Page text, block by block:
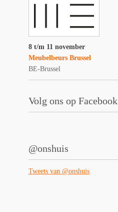
8 t/m 11 november
Meubelbeurs Brussel
BE-Brussel
Volg ons op Facebook
@onshuis
Tweets van @onshuis